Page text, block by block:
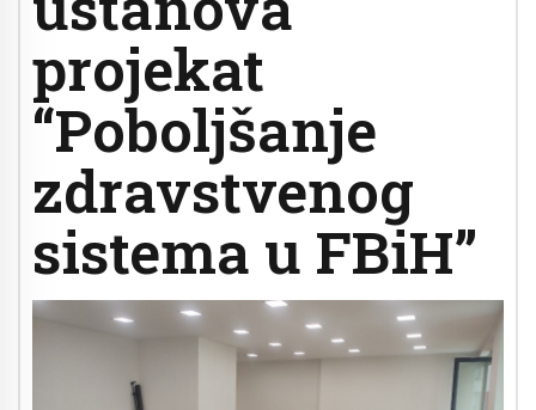
projekat
“Poboljšanje
zdravstvenog
sistema u FBiH”